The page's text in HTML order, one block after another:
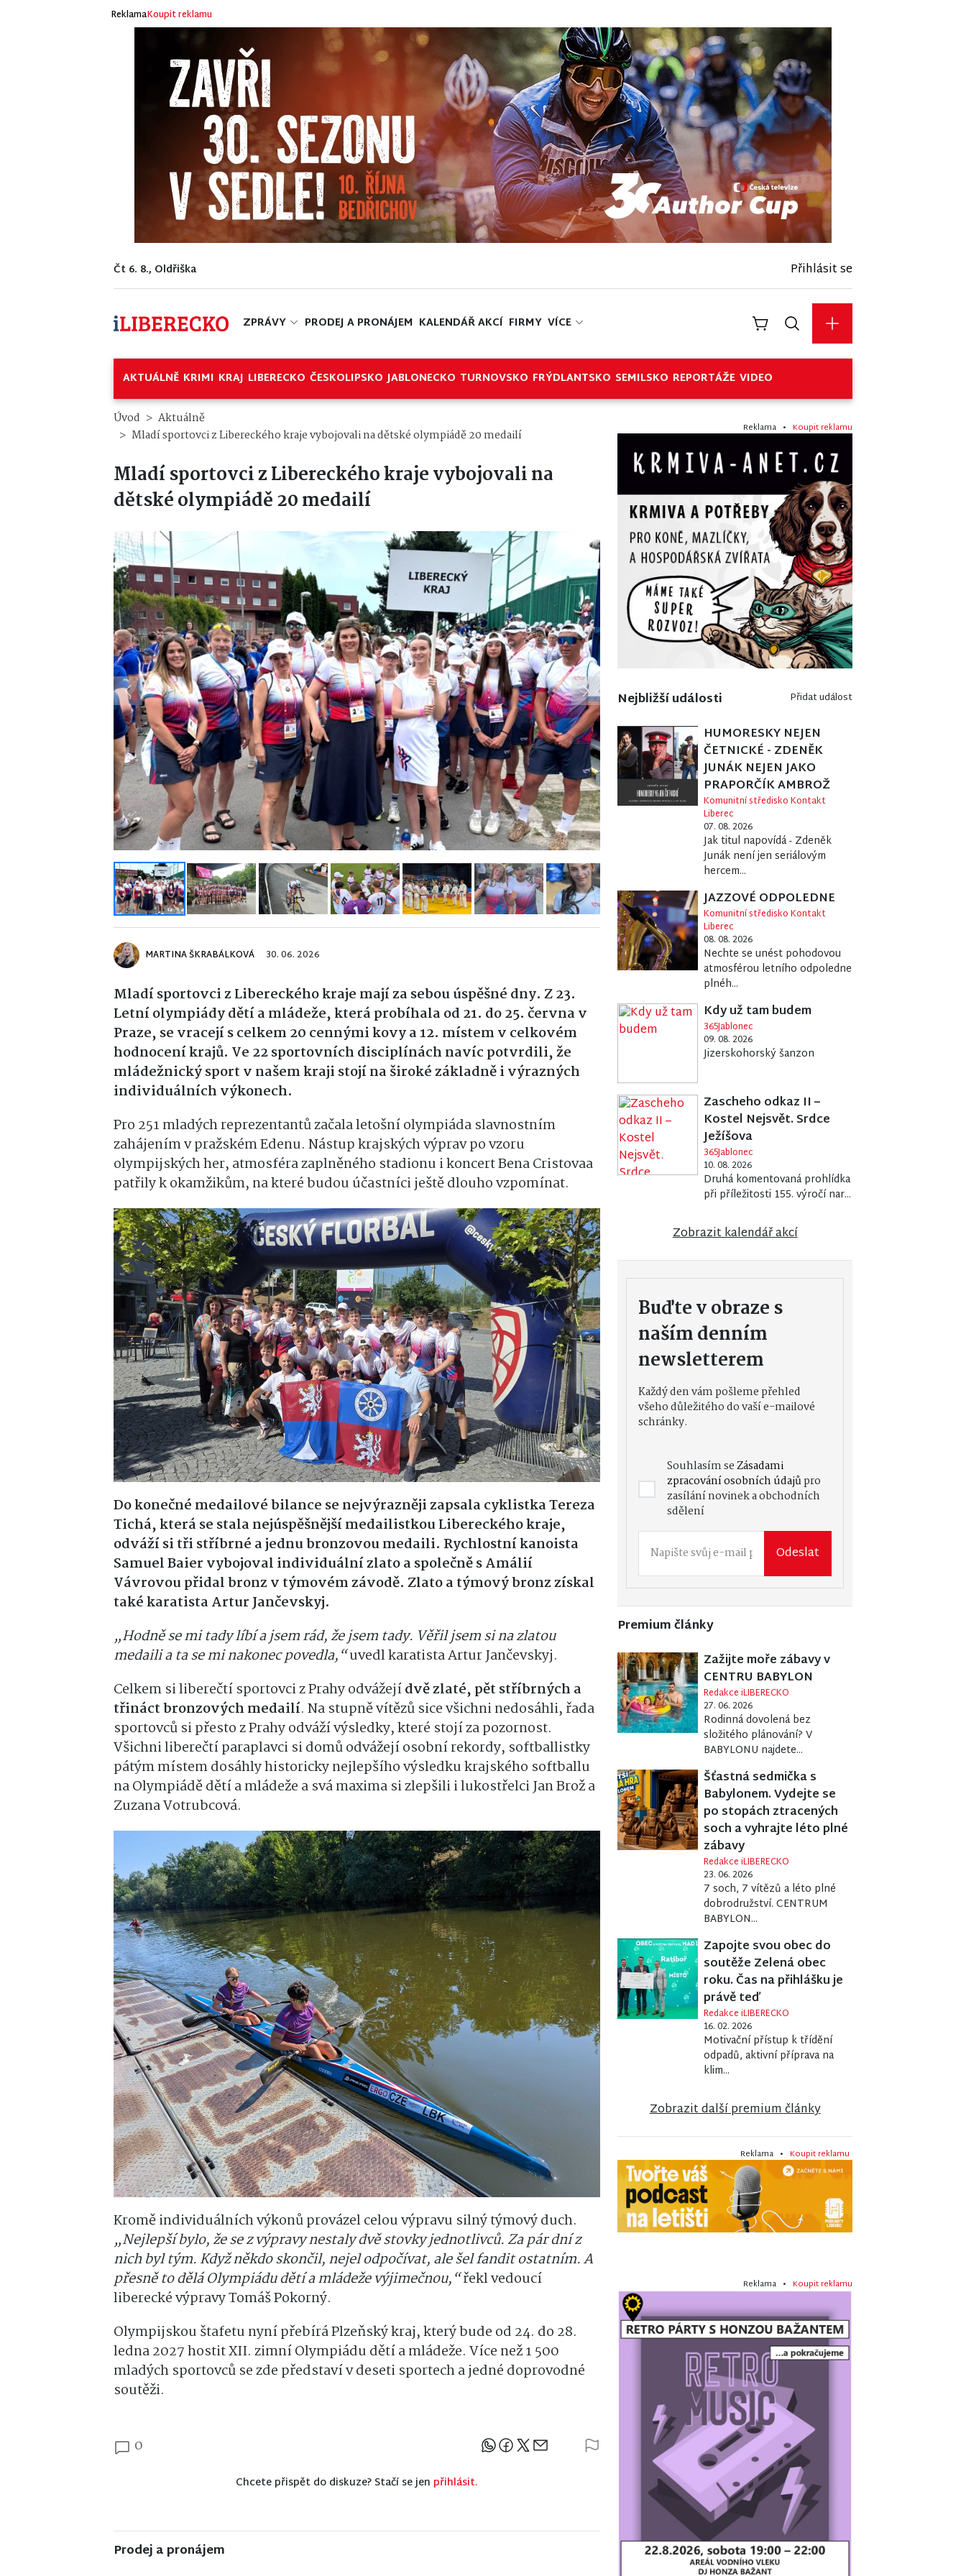
ReklamaKoupit reklamu
Čt 6. 8., Oldřiška Přihlásit se
ZPRÁVY PRODEJ A PRONÁJEM KALENDÁŘ AKCÍ FIRMY VÍCE
AKTUÁLNĚ KRIMI KRAJ LIBERECKO ČESKOLIPSKO JABLONECKO TURNOVSKO FRÝDLANTSKO SEMILSKO REPORTÁŽE VIDEO
Úvod
Aktuálně
Mladí sportovci z Libereckého kraje vybojovali na dětské olympiádě 20 medailí
Mladí sportovci z Libereckého kraje vybojovali na
dětské olympiádě 20 medailí
Previous Next
MARTINA ŠKRABÁLKOVÁ 30. 06. 2026
Mladí sportovci z Libereckého kraje mají za sebou úspěšné dny. Z 23.
Letní olympiády dětí a mládeže, která probíhala od 21. do 25. června v
Praze, se vracejí s celkem 20 cennými kovy a 12. místem v celkovém
hodnocení krajů. Ve 22 sportovních disciplínách navíc potvrdili, že
mládežnický sport v našem kraji stojí na široké základně i výrazných
individuálních výkonech.
Pro 251 mladých reprezentantů začala letošní olympiáda slavnostním
zahájením v pražském Edenu. Nástup krajských výprav po vzoru
olympijských her, atmosféra zaplněného stadionu i koncert Bena Cristovaa
patřily k okamžikům, na které budou účastníci ještě dlouho vzpomínat.
Do konečné medailové bilance se nejvýrazněji zapsala cyklistka Tereza
Tichá, která se stala nejúspěšnější medailistkou Libereckého kraje,
odváží si tři stříbrné a jednu bronzovou medaili. Rychlostní kanoista
Samuel Baier vybojoval individuální zlato a společně s Amálií
Vávrovou přidal bronz v týmovém závodě. Zlato a týmový bronz získal
také karatista Artur Jančevskyj.
„Hodně se mi tady líbí a jsem rád, že jsem tady. Věřil jsem si na zlatou
medaili a ta se mi nakonec povedla,“uvedl karatista Artur Jančevskyj.
Celkem si liberečtí sportovci z Prahy odvážejídvě zlaté, pět stříbrných a
třináct bronzových medailí. Na stupně vítězů sice všichni nedosáhli, řada
sportovců si přesto z Prahy odváží výsledky, které stojí za pozornost.
Všichni liberečtí paraplavci si domů odvážejí osobní rekordy, softballistky
pátým místem dosáhly historicky nejlepšího výsledku krajského softballu
na Olympiádě dětí a mládeže a svá maxima si zlepšili i lukostřelci Jan Brož a
Zuzana Votrubcová.
Kromě individuálních výkonů provázel celou výpravu silný týmový duch.
„Nejlepší bylo, že se z výpravy nestaly dvě stovky jednotlivců. Za pár dní z
nich byl tým. Když někdo skončil, nejel odpočívat, ale šel fandit ostatním. A
přesně to dělá Olympiádu dětí a mládeže výjimečnou,“řekl vedoucí
liberecké výpravy Tomáš Pokorný.
Olympijskou štafetu nyní přebírá Plzeňský kraj, který bude od 24. do 28.
ledna 2027 hostit XII. zimní Olympiádu dětí a mládeže. Více než 1 500
mladých sportovců se zde představí v deseti sportech a jedné doprovodné
soutěži.
0
Sdílejte článek
Chcete přispět do diskuze? Stačí se jen přihlásit.
Prodej a pronájem
Reklama • Koupit reklamu
Nejbližší události Přidat událost
HUMORESKY NEJEN
ČETNICKÉ - ZDENĚK
JUNÁK NEJEN JAKO
PRAPORČÍK AMBROŽ
Komunitní středisko Kontakt
Liberec
07. 08. 2026
Jak titul napovídá - Zdeněk
Junák není jen seriálovým
hercem...
JAZZOVÉ ODPOLEDNE
Komunitní středisko Kontakt
Liberec
08. 08. 2026
Nechte se unést pohodovou
atmosférou letního odpoledne
plnéh...
Kdy už tam budem
365Jablonec
09. 08. 2026
Jizerskohorský šanzon
Zascheho odkaz II –
Kostel Nejsvět. Srdce
Ježíšova
365Jablonec
10. 08. 2026
Druhá komentovaná prohlídka
při příležitosti 155. výročí nar...
Zobrazit kalendář akcí
Buďte v obraze s
naším denním
newsletterem
Každý den vám pošleme přehled
všeho důležitého do vaší e-mailové
schránky.
Souhlasím seZásadami
zpracování osobních údajůpro
zasílání novinek a obchodních
sdělení
Odeslat
Premium články
Zažijte moře zábavy v
CENTRU BABYLON
Redakce iLIBERECKO
27. 06. 2026
Rodinná dovolená bez
složitého plánování? V
BABYLONU najdete...
Šťastná sedmička s
Babylonem. Vydejte se
po stopách ztracených
soch a vyhrajte léto plné
zábavy
Redakce iLIBERECKO
23. 06. 2026
7 soch, 7 vítězů a léto plné
dobrodružství. CENTRUM
BABYLON...
Zapojte svou obec do
soutěže Zelená obec
roku. Čas na přihlášku je
právě teď
Redakce iLIBERECKO
16. 02. 2026
Motivační přístup k třídění
odpadů, aktivní příprava na
klim...
Zobrazit další premium články
Reklama • Koupit reklamu
Reklama • Koupit reklamu